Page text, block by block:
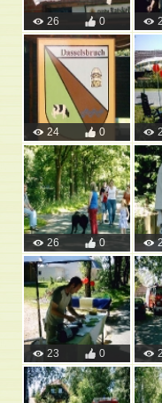
26 0
24 0
26 0
23 0